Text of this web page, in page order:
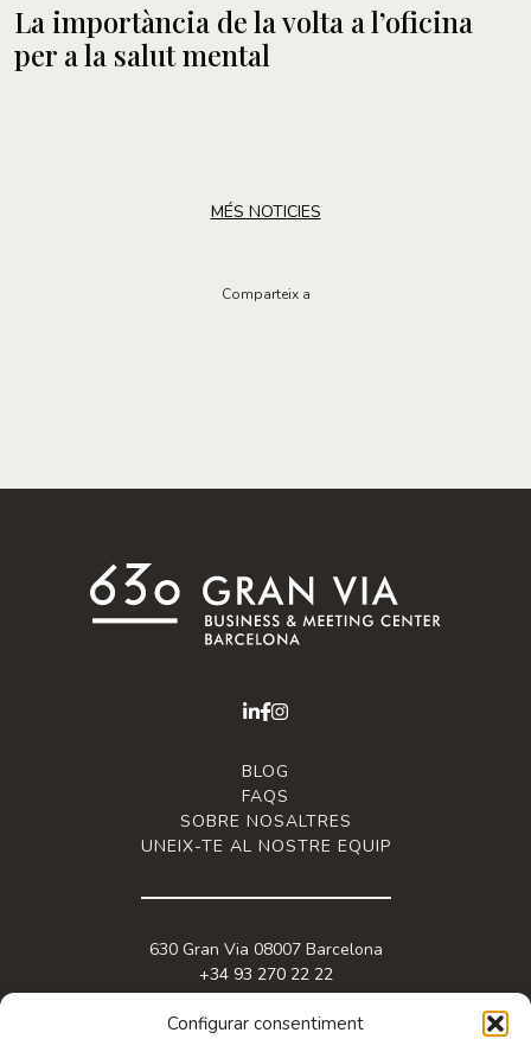
Configurar consentiment
La importància de la volta a l’oficina
per a la salut mental
MÉS NOTICIES
Comparteix a
BLOG
FAQS
SOBRE NOSALTRES
UNEIX-TE AL NOSTRE EQUIP
630 Gran Via 08007 Barcelona
+34 93 270 22 22
info@granviabc.com